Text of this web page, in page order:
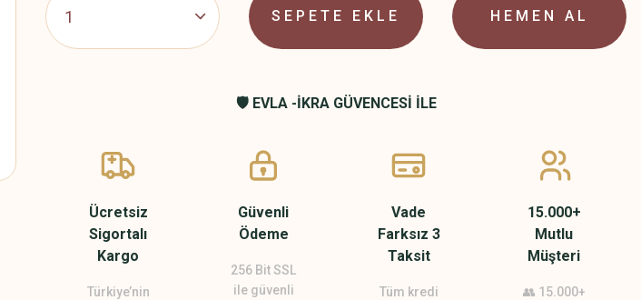
SEPETE EKLE HEMEN AL
🛡️ EVLA -İKRA GÜVENCESİ İLE
Ücretsiz
Sigortalı
Kargo
Türkiye’nin
Güvenli
Ödeme
256 Bit SSL
ile güvenli
Vade
Farksız 3
Taksit
Tüm kredi
15.000+
Mutlu
Müşteri
👥 15.000+